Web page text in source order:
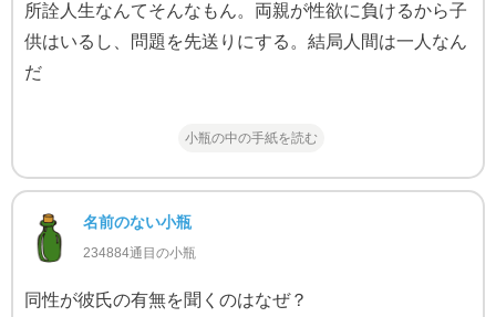
所詮人生なんてそんなもん。両親が性欲に負けるから子
供はいるし、問題を先送りにする。結局人間は一人なん
だ
小瓶の中の手紙を読む
名前のない小瓶
234884通目の小瓶
同性が彼氏の有無を聞くのはなぜ？